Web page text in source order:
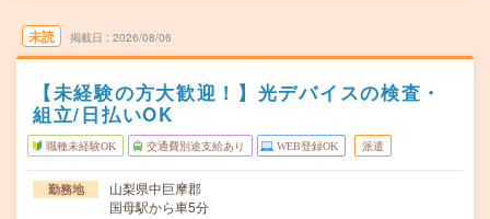
未読 掲載日 2026/08/06
【未経験の方大歓迎！】光デバイスの検査・
組立/日払いOK
職種未経験OK 交通費別途支給あり WEB登録OK 派遣
勤務地
山梨県中巨摩郡
国母駅から車5分